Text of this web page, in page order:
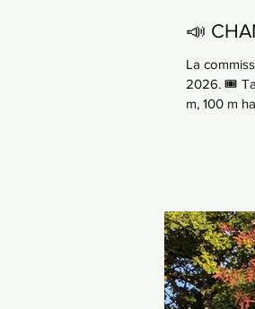
📣
La
2026. 🎟
m, 100 m